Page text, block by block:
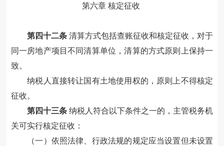
第六章 核定征收
第四十二条 清算方式包括查账征收和核定征收，对于
同一房地产项目不同清算单位，清算的方式原则上保持一
致。
纳税人直接转让国有土地使用权的，原则上不得核定
征收。
第四十三条 纳税人 符合以下条件之一的，主管税务机
关可实行核定征收：
（一）依照法律、行政法规的规定应当设置但未设置